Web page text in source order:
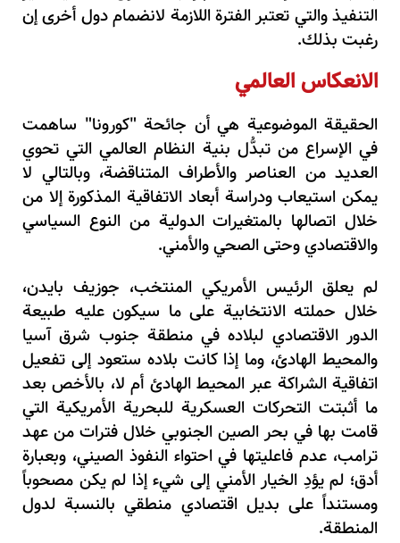
التنفيذ والتي تعتبر الفترة اللازمة لانضمام دول أخرى إن
رغبت بذلك.
الانعكاس العالمي
الحقيقة الموضوعية هي أن جائحة "كورونا" ساهمت
في الإسراع من تبدُّل بنية النظام العالمي التي تحوي
العديد من العناصر والأطراف المتناقضة، وبالتالي لا
يمكن استيعاب ودراسة أبعاد الاتفاقية المذكورة إلا من
خلال اتصالها بالمتغيرات الدولية من النوع السياسي
والاقتصادي وحتى الصحي والأمني.
لم يعلق الرئيس الأمريكي المنتخب، جوزيف بايدن،
خلال حملته الانتخابية على ما سيكون عليه طبيعة
الدور الاقتصادي لبلاده في منطقة جنوب شرق آسيا
والمحيط الهادئ، وما إذا كانت بلاده ستعود إلى تفعيل
اتفاقية الشراكة عبر المحيط الهادئ أم لا، بالأخص بعد
ما أثبتت التحركات العسكرية للبحرية الأمريكية التي
قامت بها في بحر الصين الجنوبي خلال فترات من عهد
ترامب، عدم فاعليتها في احتواء النفوذ الصيني، وبعبارة
أدق؛ لم يؤدِ الخيار الأمني إلى شيء إذا لم يكن مصحوباً
ومستنداً على بديل اقتصادي منطقي بالنسبة لدول
المنطقة.